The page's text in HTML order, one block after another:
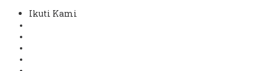
Ikuti Kami